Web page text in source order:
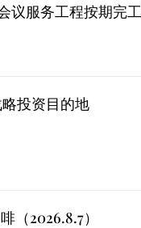
议服务工程按期完工
投资目的地
（2026.8.7）